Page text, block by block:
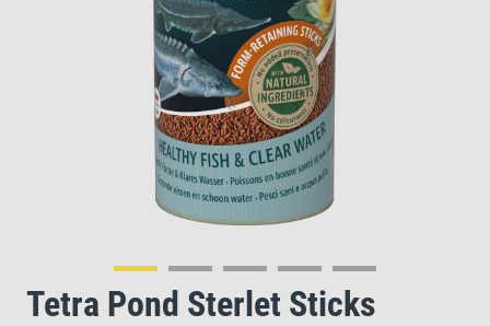
Tetra Pond Sterlet Sticks